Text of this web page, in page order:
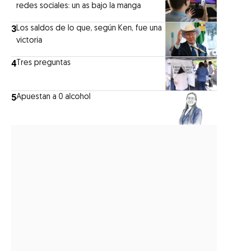
redes sociales: un as bajo la manga
3Los saldos de lo que, según Ken, fue una
victoria
4Tres preguntas
5Apuestan a 0 alcohol